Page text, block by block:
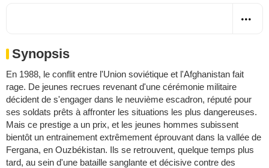
Synopsis
En 1988, le conflit entre l'Union soviétique et l'Afghanistan fait
rage. De jeunes recrues revenant d'une cérémonie militaire
décident de s'engager dans le neuvième escadron, réputé pour
ses soldats prêts à affronter les situations les plus dangereuses.
Mais ce prestige a un prix, et les jeunes hommes subissent
bientôt un entrainement extrêmement éprouvant dans la vallée de
Fergana, en Ouzbékistan. Ils se retrouvent, quelque temps plus
tard, au sein d'une bataille sanglante et décisive contre des